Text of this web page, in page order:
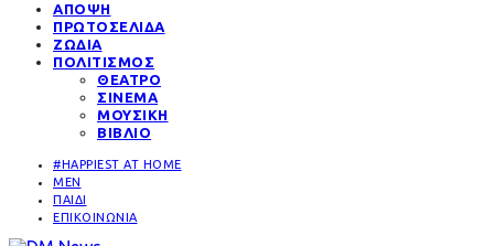
ΑΠΟΨΗ
ΠΡΩΤΟΣΕΛΙΔΑ
ΖΩΔΙΑ
ΠΟΛΙΤΙΣΜΟΣ
ΘΕΑΤΡΟ
ΣΙΝΕΜΑ
ΜΟΥΣΙΚΗ
ΒΙΒΛΙΟ
#HAPPIEST AT HOME
MEN
ΠΑΙΔΙ
ΕΠΙΚΟΙΝΩΝΙΑ